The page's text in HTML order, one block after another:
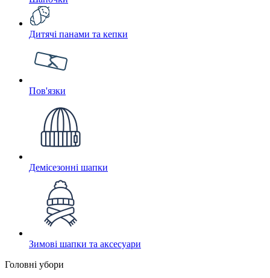
Дитячі панами та кепки
Пов'язки
Демісезонні шапки
Зимові шапки та аксесуари
Головні убори